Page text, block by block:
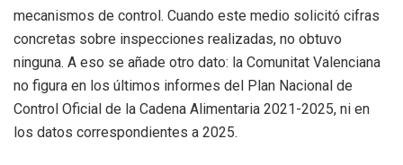
mecanismos de control. Cuando este medio solicitó cifras
concretas sobre inspecciones realizadas, no obtuvo
ninguna. A eso se añade otro dato: la Comunitat Valenciana
no figura en los últimos informes del Plan Nacional de
Control Oficial de la Cadena Alimentaria 2021-2025, ni en
los datos correspondientes a 2025.